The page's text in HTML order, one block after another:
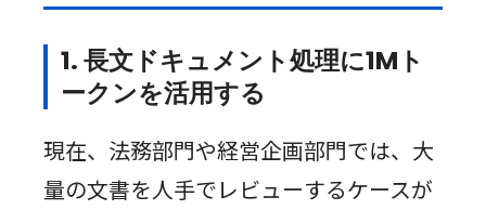
1. 長文ドキュメント処理に1Mト
ークンを活用する
現在、法務部門や経営企画部門では、大
量の文書を人手でレビューするケースが